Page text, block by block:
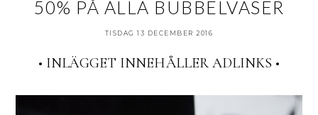
50% PÅ ALLA BUBBELVASER
TISDAG 13 DECEMBER 2016
• INLÄGGET INNEHÅLLER ADLINKS •